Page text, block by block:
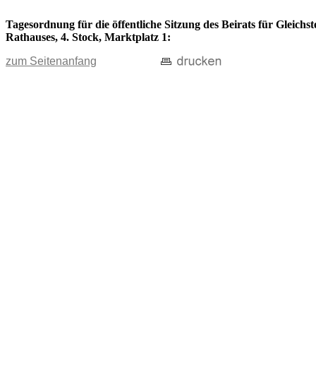
Tagesordnung für die öffentliche Sitzung des Beirats für
Rathauses, 4. Stock, Marktplatz 1:
zum Seitenanfang